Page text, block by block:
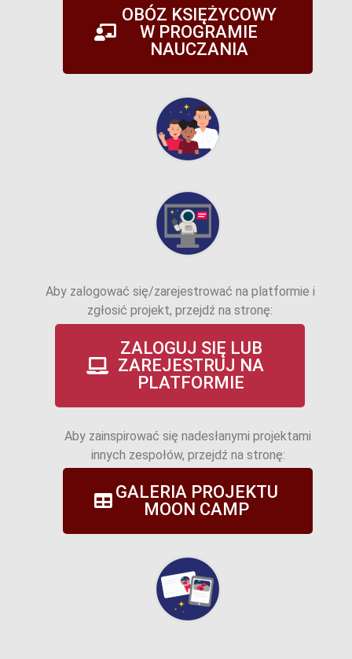
OBÓZ KSIĘŻYCOWY
W PROGRAMIE
NAUCZANIA
Aby zalogować się/zarejestrować na platformie i
zgłosić projekt, przejdź na stronę:
ZALOGUJ SIĘ LUB
ZAREJESTRUJ NA
PLATFORMIE
Aby zainspirować się nadesłanymi projektami
innych zespołów, przejdź na stronę:
GALERIA PROJEKTU
MOON CAMP